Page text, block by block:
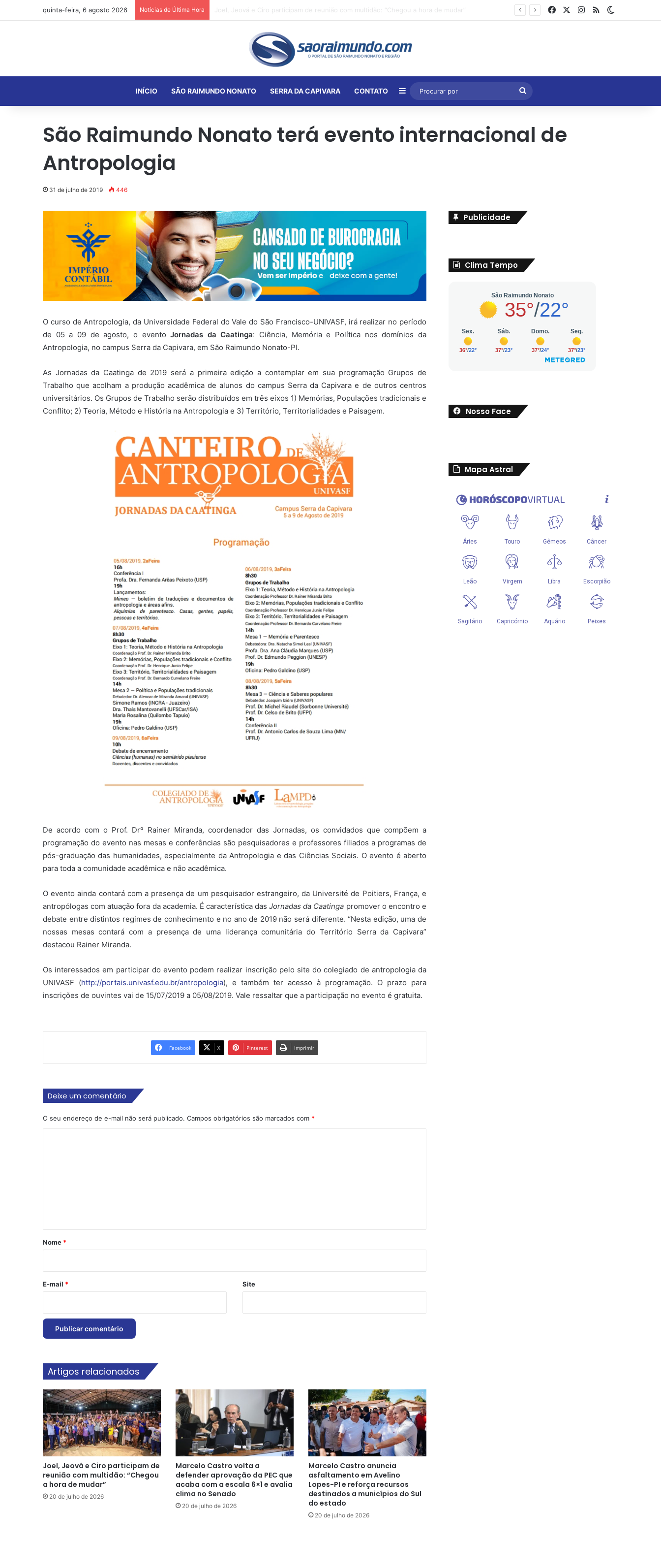
quinta-feira, 6 agosto 2026 Notícias de Última Hora FacebookInstagram
RSS
INÍCIO SÃO RAIMUNDO NONATO SERRA DA CAPIVARA CONTATO Barra Lateral
Procurar
por
São Raimundo Nonato terá evento internacional de
Antropologia
31 de julho de 2019 446
O curso de Antropologia, da Universidade Federal do Vale do São Francisco-UNIVASF, irá realizar no período
de 05 a 09 de agosto, o eventoJornadas da Caatinga: Ciência, Memória e Política nos domínios da
Antropologia, no campus Serra da Capivara, em São Raimundo Nonato-PI.
As Jornadas da Caatinga de 2019 será a primeira edição a contemplar em sua programação Grupos de
Trabalho que acolham a produção acadêmica de alunos do campus Serra da Capivara e de outros centros
universitários. Os Grupos de Trabalho serão distribuídos em três eixos 1) Memórias, Populações tradicionais e
Conflito; 2) Teoria, Método e História na Antropologia e 3) Território, Territorialidades e Paisagem.
De acordo com o Prof. Drº Rainer Miranda, coordenador das Jornadas, os convidados que compõem a
programação do evento nas mesas e conferências são pesquisadores e professores filiados a programas de
pós-graduação das humanidades, especialmente da Antropologia e das Ciências Sociais. O evento é aberto
para toda a comunidade acadêmica e não acadêmica.
O evento ainda contará com a presença de um pesquisador estrangeiro, da Université de Poitiers, França, e
antropólogas com atuação fora da academia. É característica dasJornadas da Caatinga promover o encontro e
debate entre distintos regimes de conhecimento e no ano de 2019 não será diferente. “Nesta edição, uma de
nossas mesas contará com a presença de uma liderança comunitária do Território Serra da Capivara”
destacou Rainer Miranda.
Os interessados em participar do evento podem realizar inscrição pelo site do colegiado de antropologia da
UNIVASF (http://portais.univasf.edu.br/antropologia), e também ter acesso à programação. O prazo para
inscrições de ouvintes vai de 15/07/2019 a 05/08/2019. Vale ressaltar que a participação no evento é gratuita.
Facebook X Pinterest Imprimir
Deixe um comentário
O seu endereço de e-mail não será publicado. Campos obrigatórios são marcados com *
r
*
Nome *
E-mail * Site
Artigos relacionados
Joel, Jeová e Ciro participam de
reunião com multidão: “Chegou
a hora de mudar”
20 de julho de 2026
Marcelo Castro volta a
defender aprovação da PEC que
acaba com a escala 6×1 e avalia
clima no Senado
20 de julho de 2026
Marcelo Castro anuncia
asfaltamento em Avelino
Lopes-PI e reforça recursos
destinados a municípios do Sul
do estado
20 de julho de 2026
Publicidade
Clima Tempo
Nosso Face
Mapa Astral